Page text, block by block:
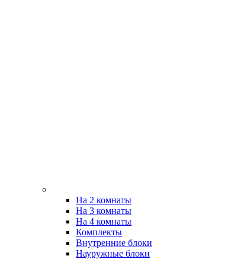
На 2 комнаты
На 3 комнаты
На 4 комнаты
Комплекты
Внутренние блоки
Науружные блоки